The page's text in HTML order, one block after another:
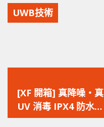
UWB技術
一
篇
文
[XF 開箱] 真降噪‧真
UV 消毒 IPX4 防水防
汗‧4 種專屬 EQ LG